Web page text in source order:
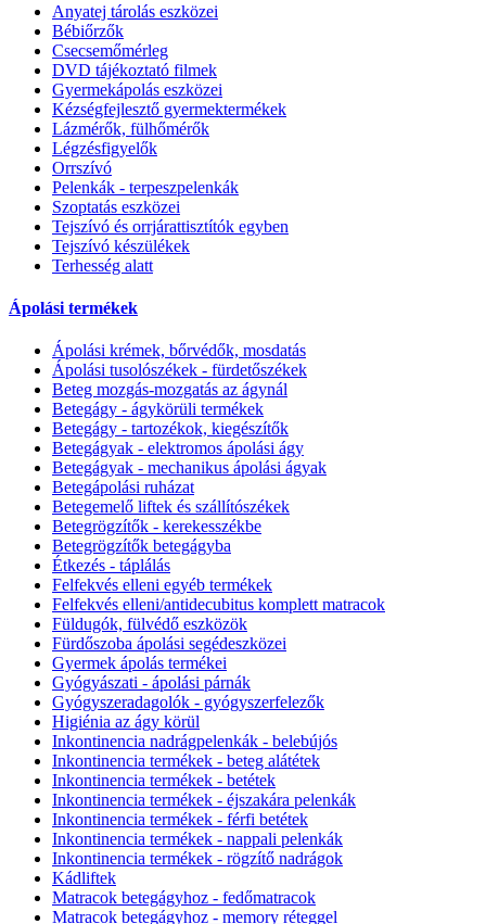
Anyatej tárolás eszközei
Bébiőrzők
Csecsemőmérleg
DVD tájékoztató filmek
Gyermekápolás eszközei
Kézségfejlesztő gyermektermékek
Lázmérők, fülhőmérők
Légzésfigyelők
Orrszívó
Pelenkák - terpeszpelenkák
Szoptatás eszközei
Tejszívó és orrjárattisztítók egyben
Tejszívó készülékek
Terhesség alatt
Ápolási termékek
Ápolási krémek, bőrvédők, mosdatás
Ápolási tusolószékek - fürdetőszékek
Beteg mozgás-mozgatás az ágynál
Betegágy - ágykörüli termékek
Betegágy - tartozékok, kiegészítők
Betegágyak - elektromos ápolási ágy
Betegágyak - mechanikus ápolási ágyak
Betegápolási ruházat
Betegemelő liftek és szállítószékek
Betegrögzítők - kerekesszékbe
Betegrögzítők betegágyba
Étkezés - táplálás
Felfekvés elleni egyéb termékek
Felfekvés elleni/antidecubitus komplett matracok
Füldugók, fülvédő eszközök
Fürdőszoba ápolási segédeszközei
Gyermek ápolás termékei
Gyógyászati - ápolási párnák
Gyógyszeradagolók - gyógyszerfelezők
Higiénia az ágy körül
Inkontinencia nadrágpelenkák - belebújós
Inkontinencia termékek - beteg alátétek
Inkontinencia termékek - betétek
Inkontinencia termékek - éjszakára pelenkák
Inkontinencia termékek - férfi betétek
Inkontinencia termékek - nappali pelenkák
Inkontinencia termékek - rögzítő nadrágok
Kádliftek
Matracok betegágyhoz - fedőmatracok
Matracok betegágyhoz - memory réteggel